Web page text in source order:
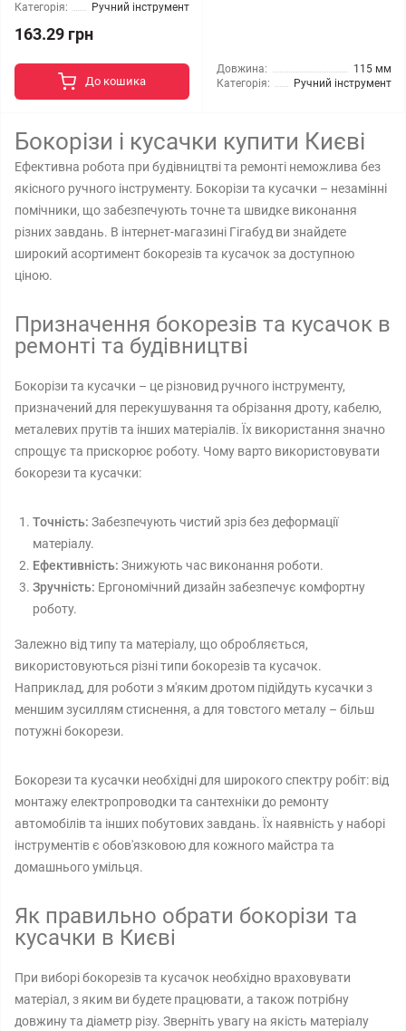
Категорія:
Ручний інструмент
163.29 грн
До кошика
Довжина:
115 мм
Категорія:
Ручний інструмент
Бокорізи і кусачки купити Києві
Ефективна робота при будівництві та ремонті неможлива без
якісного ручного інструменту. Бокорізи та кусачки – незамінні
помічники, що забезпечують точне та швидке виконання
різних завдань. В інтернет-магазині Гігабуд ви знайдете
широкий асортимент бокорезів та кусачок за доступною
ціною.
Призначення бокорезів та кусачок в
ремонті та будівництві
Бокорізи та кусачки – це різновид ручного інструменту,
призначений для перекушування та обрізання дроту, кабелю,
металевих прутів та інших матеріалів. Їх використання значно
спрощує та прискорює роботу. Чому варто використовувати
бокорези та кусачки:
Точність: Забезпечують чистий зріз без деформації
матеріалу.
Ефективність: Знижують час виконання роботи.
Зручність: Ергономічний дизайн забезпечує комфортну
роботу.
Залежно від типу та матеріалу, що обробляється,
використовуються різні типи бокорезів та кусачок.
Наприклад, для роботи з м'яким дротом підійдуть кусачки з
меншим зусиллям стиснення, а для товстого металу – більш
потужні бокорези.
Бокорези та кусачки необхідні для широкого спектру робіт: від
монтажу електропроводки та сантехніки до ремонту
автомобілів та інших побутових завдань. Їх наявність у наборі
інструментів є обов'язковою для кожного майстра та
домашнього умільця.
Як правильно обрати бокорізи та
кусачки в Києві
При виборі бокорезів та кусачок необхідно враховувати
матеріал, з яким ви будете працювати, а також потрібну
довжину та діаметр різу. Зверніть увагу на якість матеріалу